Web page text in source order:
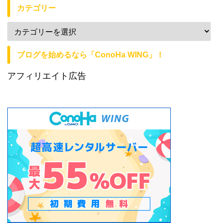
カテゴリー
ブログを始めるなら「ConoHa WING」！
アフィリエイト広告